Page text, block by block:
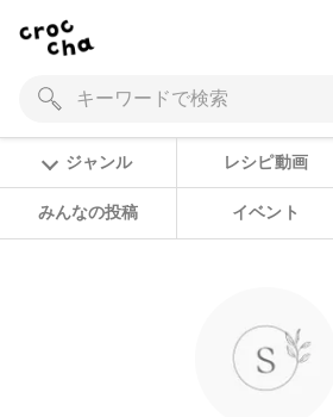
ジャンル レシピ動画
みんなの投稿 イベント